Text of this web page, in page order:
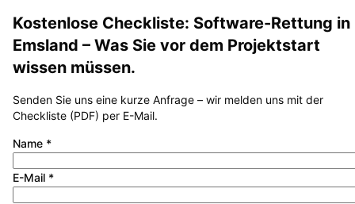
Kostenlose Checkliste: Software-Rettung in
Emsland – Was Sie vor dem Projektstart
wissen müssen.
Senden Sie uns eine kurze Anfrage – wir melden uns mit der
Checkliste (PDF) per E-Mail.
Name *
E-Mail *